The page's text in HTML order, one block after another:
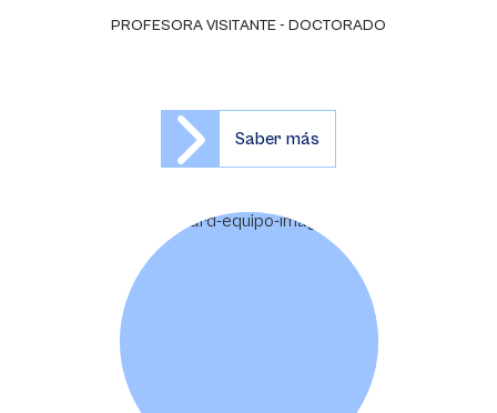
PROFESORA VISITANTE - DOCTORADO
Saber más